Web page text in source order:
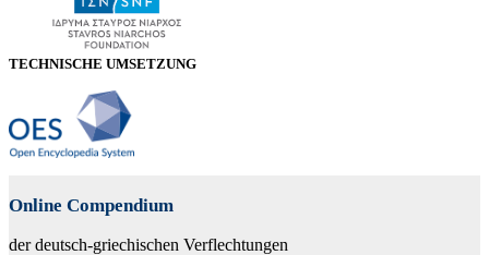
TECHNISCHE UMSETZUNG
Online Compendium
der deutsch-griechischen Verflechtungen